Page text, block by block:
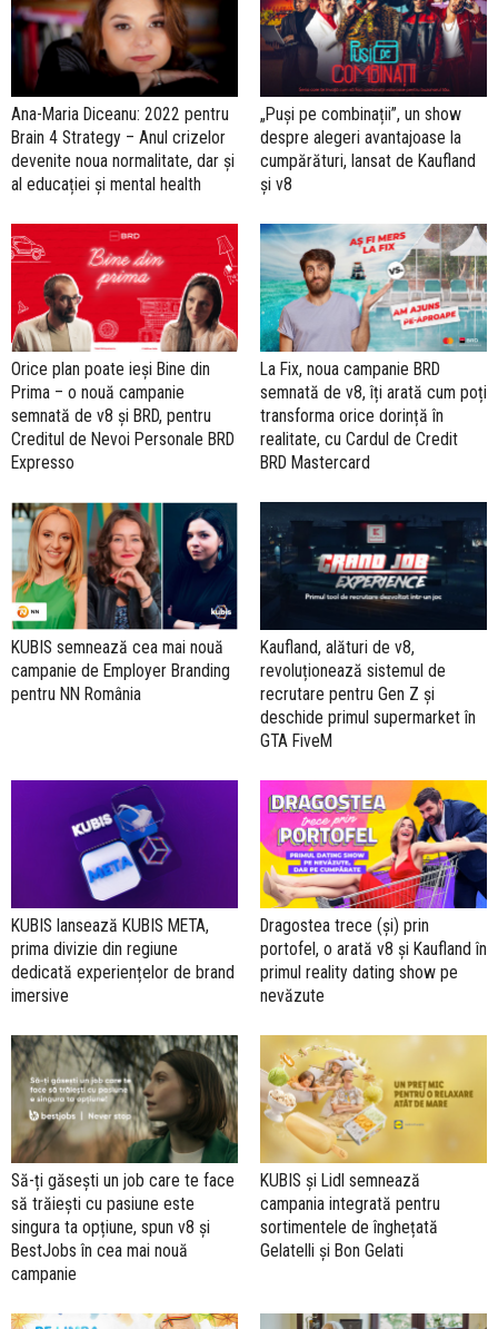
Ana-Maria Diceanu: 2022 pentru
Brain 4 Strategy – Anul crizelor
devenite noua normalitate, dar și
al educației și mental health
„Puși pe combinații”, un show
despre alegeri avantajoase la
cumpărături, lansat de Kaufland
și v8
Orice plan poate ieși Bine din
Prima – o nouă campanie
semnată de v8 și BRD, pentru
Creditul de Nevoi Personale BRD
Expresso
La Fix, noua campanie BRD
semnată de v8, îți arată cum poți
transforma orice dorință în
realitate, cu Cardul de Credit
BRD Mastercard
KUBIS semnează cea mai nouă
campanie de Employer Branding
pentru NN România
Kaufland, alături de v8,
revoluționează sistemul de
recrutare pentru Gen Z și
deschide primul supermarket în
GTA FiveM
KUBIS lansează KUBIS META,
prima divizie din regiune
dedicată experiențelor de brand
imersive
Dragostea trece (și) prin
portofel, o arată v8 și Kaufland în
primul reality dating show pe
nevăzute
Să-ți găsești un job care te face
să trăiești cu pasiune este
singura ta opțiune, spun v8 și
BestJobs în cea mai nouă
campanie
KUBIS și Lidl semnează
campania integrată pentru
sortimentele de înghețată
Gelatelli și Bon Gelati